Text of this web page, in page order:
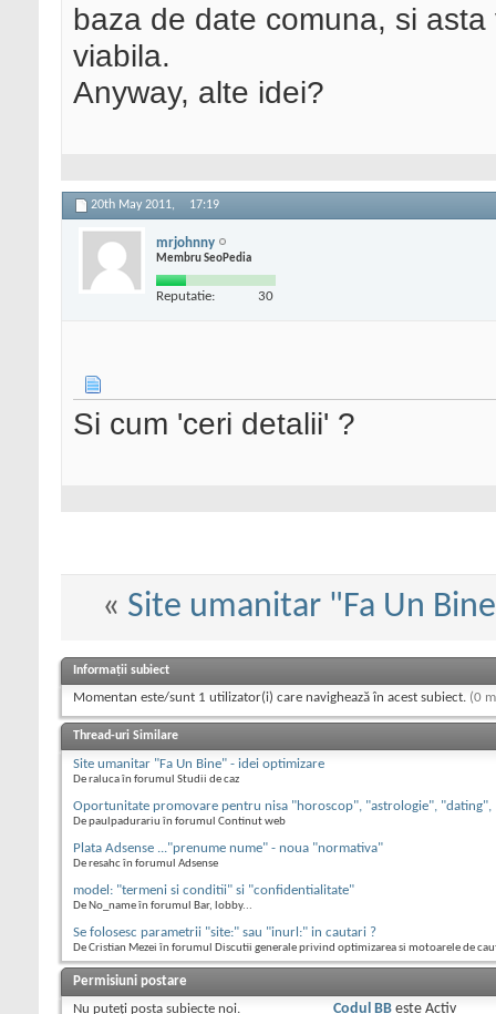
baza de date comuna, si
viabila.
Anyway, alte idei?
20th May 2011, 17:19
mrjohnny
Membru SeoPedia
Reputatie: 30
Si cum 'ceri detalii' ?
« Site umanitar "Fa Un
Informații subiect
Momentan este/sunt 1 utilizator(i) care navighează în acest subiect. (0
Thread-uri Similare
Site umanitar "Fa Un Bine" - idei optimizare
De raluca în forumul Studii de caz
Oportunitate promovare pentru nisa "horoscop", "astrologie",
De paulpadurariu în forumul Continut web
Plata Adsense ..."prenume nume" - noua "normativa"
De resahc în forumul Adsense
model: "termeni si conditii" si "confidentialitate"
De No_name în forumul Bar, lobby...
Se folosesc parametrii "site:" sau "inurl:" in cautari ?
De Cristian Mezei în forumul Discutii generale privind optimizarea si motoarele de
Permisiuni postare
Nu puteţi posta subiecte noi.
Codul BBeste Activ